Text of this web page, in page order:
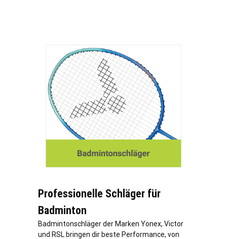
Professionelle Schläger für
Badminton
Badmintonschläger der Marken Yonex, Victor
und RSL bringen dir beste Performance, von